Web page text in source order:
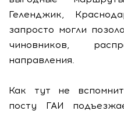
Геленджик,
запросто могли
чиновников,
направления.
Как тут не
посту ГАИ